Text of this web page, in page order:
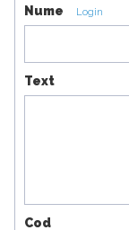
Nume Login
Text
Cod